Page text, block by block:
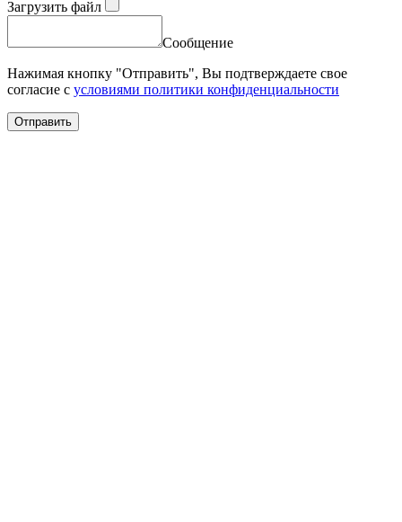
Загрузить файл
Сообщение
Нажимая кнопку "Отправить", Вы подтверждаете свое
согласие с условиями политики конфиденциальности
Отправить